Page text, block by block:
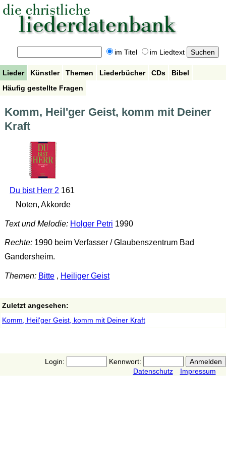
im Titel im Liedtext
Lieder Künstler Themen Liederbücher CDs
Bibel
Häufig gestellte Fragen
Komm, Heil'ger Geist, komm mit Deiner
Kraft
Du bist Herr 2 161
Noten, Akkorde
Text und Melodie: Holger Petri 1990
Rechte:1990 beim Verfasser / Glaubenszentrum Bad
Gandersheim.
Themen: Bitte, Heiliger Geist
Zuletzt angesehen:
Komm, Heil'ger Geist, komm mit Deiner Kraft
Login:
Kennwort:
Datenschutz
Impressum